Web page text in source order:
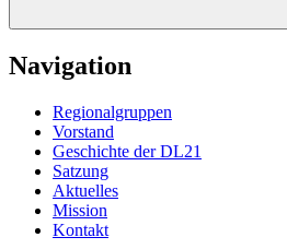
Navigation
Regionalgruppen
Vorstand
Geschichte der DL21
Satzung
Aktuelles
Mission
Kontakt